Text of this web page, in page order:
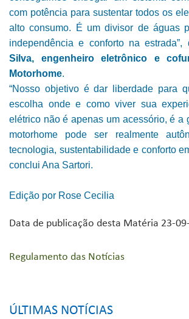
com potência para sustentar todos os
alto consumo. É um divisor de águas
independência e conforto na estrada”,
Silva, engenheiro eletrônico e
Motorhome.
“Nosso objetivo é dar liberdade para
escolha onde e como viver sua
elétrico não é apenas um acessório, é a
motorhome pode ser realmente
tecnologia, sustentabilidade e conforto
conclui Ana Sartori.
Edição por Rose Cecilia
Data de publicação desta Matéria 23-
Regulamento das Notícias
ÚLTIMAS NOTÍCIAS